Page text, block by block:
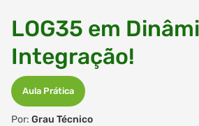
LOG35 em
Integração!
Aula Prática
Por: Grau Técnico